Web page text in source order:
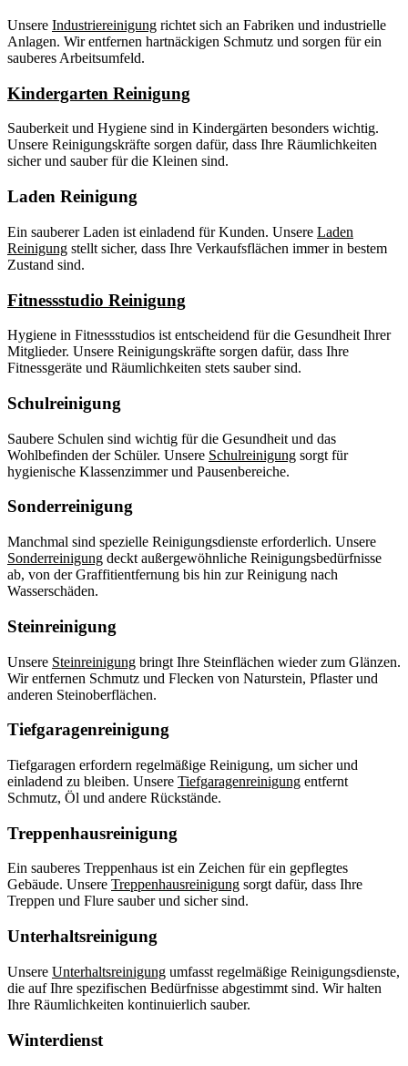
Unsere Industriereinigung richtet sich an Fabriken und industrielle
Anlagen. Wir entfernen hartnäckigen Schmutz und sorgen für ein
sauberes Arbeitsumfeld.
Kindergarten Reinigung
Sauberkeit und Hygiene sind in Kindergärten besonders wichtig.
Unsere Reinigungskräfte sorgen dafür, dass Ihre Räumlichkeiten
sicher und sauber für die Kleinen sind.
Laden Reinigung
Ein sauberer Laden ist einladend für Kunden. Unsere Laden
Reinigung stellt sicher, dass Ihre Verkaufsflächen immer in bestem
Zustand sind.
Fitnessstudio Reinigung
Hygiene in Fitnessstudios ist entscheidend für die Gesundheit Ihrer
Mitglieder. Unsere Reinigungskräfte sorgen dafür, dass Ihre
Fitnessgeräte und Räumlichkeiten stets sauber sind.
Schulreinigung
Saubere Schulen sind wichtig für die Gesundheit und das
Wohlbefinden der Schüler. Unsere Schulreinigung sorgt für
hygienische Klassenzimmer und Pausenbereiche.
Sonderreinigung
Manchmal sind spezielle Reinigungsdienste erforderlich. Unsere
Sonderreinigung deckt außergewöhnliche Reinigungsbedürfnisse
ab, von der Graffitientfernung bis hin zur Reinigung nach
Wasserschäden.
Steinreinigung
Unsere Steinreinigung bringt Ihre Steinflächen wieder zum Glänzen.
Wir entfernen Schmutz und Flecken von Naturstein, Pflaster und
anderen Steinoberflächen.
Tiefgaragenreinigung
Tiefgaragen erfordern regelmäßige Reinigung, um sicher und
einladend zu bleiben. Unsere Tiefgaragenreinigung entfernt
Schmutz, Öl und andere Rückstände.
Treppenhausreinigung
Ein sauberes Treppenhaus ist ein Zeichen für ein gepflegtes
Gebäude. Unsere Treppenhausreinigung sorgt dafür, dass Ihre
Treppen und Flure sauber und sicher sind.
Unterhaltsreinigung
Unsere Unterhaltsreinigung umfasst regelmäßige Reinigungsdienste,
die auf Ihre spezifischen Bedürfnisse abgestimmt sind. Wir halten
Ihre Räumlichkeiten kontinuierlich sauber.
Winterdienst